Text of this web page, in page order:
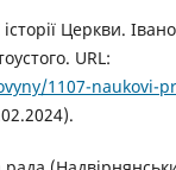
Церкви.
URL:
1107-naukovi-